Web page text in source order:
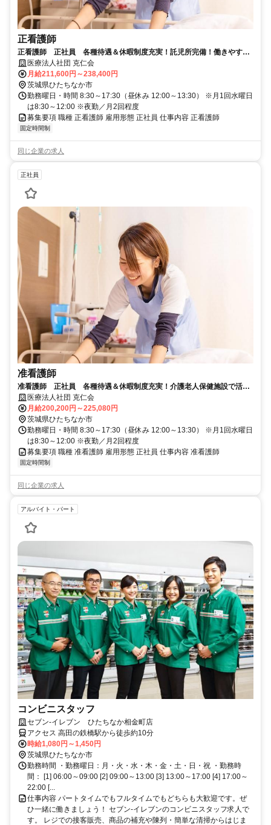
正看護師
正看護師 正社員 各種待遇＆休暇制度充実！託児所完備！働きやすさ
の整ったクリニックで活躍しませんか？
医療法人社団 克仁会
月給211,600円～238,400円
茨城県ひたちなか市
勤務曜日・時間 8:30～17:30（昼休み 12:00～13:30） ※月1回水曜日
は8:30～12:00 ※夜勤／月2回程度
募集要項 職種 正看護師 雇用形態 正社員 仕事内容 正看護師
固定時間制
同じ企業の求人
正社員
准看護師
准看護師 正社員 各種待遇＆休暇制度充実！介護老人保健施設で活躍
しませんか？
医療法人社団 克仁会
月給200,200円～225,080円
茨城県ひたちなか市
勤務曜日・時間 8:30～17:30（昼休み 12:00～13:30） ※月1回水曜日
は8:30～12:00 ※夜勤／月2回程度
募集要項 職種 准看護師 雇用形態 正社員 仕事内容 准看護師
固定時間制
同じ企業の求人
アルバイト・パート
コンビニスタッフ
セブン-イレブン ひたちなか相金町店
アクセス 高田の鉄橋駅から徒歩約10分
時給1,080円～1,450円
茨城県ひたちなか市
勤務時間 ・勤務曜日：月・火・水・木・金・土・日・祝 ・勤務時
間： [1] 06:00～09:00 [2] 09:00～13:00 [3] 13:00～17:00 [4] 17:00～
22:00 [...
仕事内容 パートタイムでもフルタイムでもどちらも大歓迎です。ぜ
ひ一緒に働きましょう！ セブン-イレブンのコンビニスタッフ求人で
す。 レジでの接客販売、商品の補充や陳列・簡単な清掃からはじま